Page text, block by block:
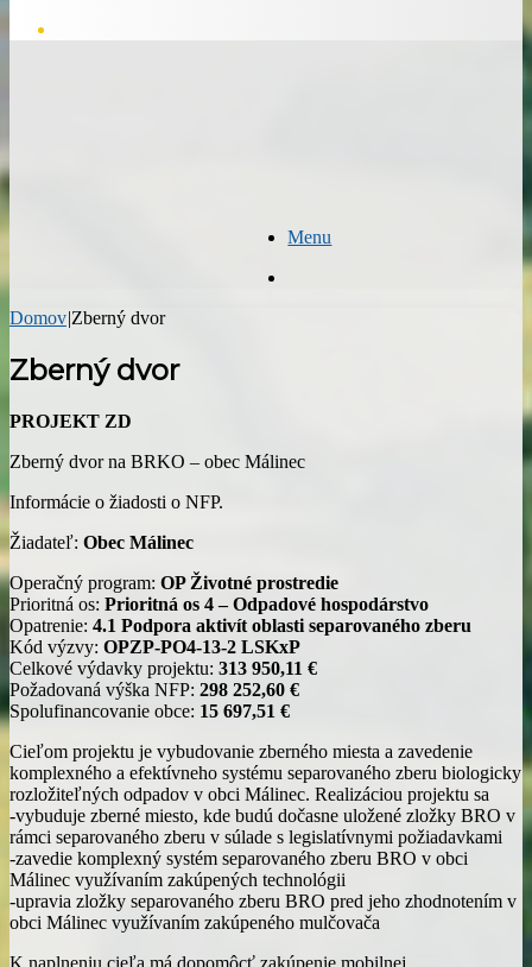
Menu
Domov|Zberný dvor
Zberný dvor
PROJEKT ZD
Zberný dvor na BRKO – obec Málinec
Informácie o žiadosti o NFP.
Žiadateľ: Obec Málinec
Operačný program: OP Životné prostredie
Prioritná os: Prioritná os 4 – Odpadové hospodárstvo
Opatrenie: 4.1 Podpora aktivít oblasti separovaného zberu
Kód výzvy: OPZP-PO4-13-2 LSKxP
Celkové výdavky projektu: 313 950,11 €
Požadovaná výška NFP: 298 252,60 €
Spolufinancovanie obce: 15 697,51 €
Cieľom projektu je vybudovanie zberného miesta a zavedenie
komplexného a efektívneho systému separovaného zberu biologicky
rozložiteľných odpadov v obci Málinec. Realizáciou projektu sa
-vybuduje zberné miesto, kde budú dočasne uložené zložky BRO v
rámci separovaného zberu v súlade s legislatívnymi požiadavkami
-zavedie komplexný systém separovaného zberu BRO v obci
Málinec využívaním zakúpených technológii
-upravia zložky separovaného zberu BRO pred jeho zhodnotením v
obci Málinec využívaním zakúpeného mulčovača